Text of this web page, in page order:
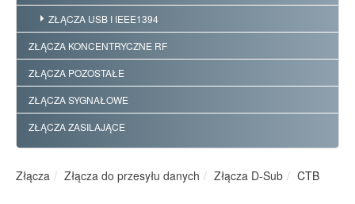
ZŁĄCZA USB I IEEE1394
ZŁĄCZA KONCENTRYCZNE RF
ZŁĄCZA POZOSTAŁE
ZŁĄCZA SYGNAŁOWE
ZŁĄCZA ZASILAJĄCE
Złącza Złącza do przesyłu danych Złącza D-Sub CTB